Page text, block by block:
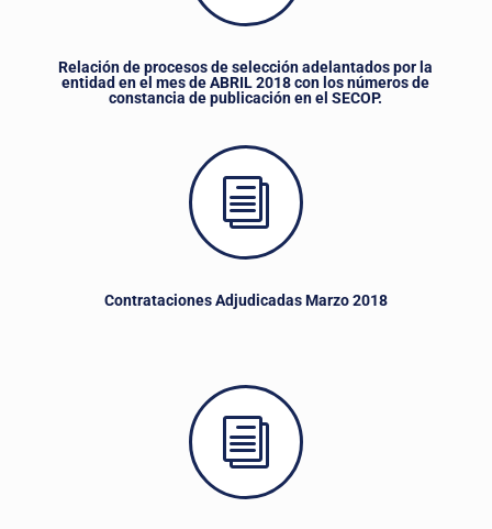
Relación de procesos de selección adelantados por la
entidad en el mes de ABRIL 2018 con los números de
constancia de publicación en el SECOP.
i
Contrataciones Adjudicadas Marzo 2018
i